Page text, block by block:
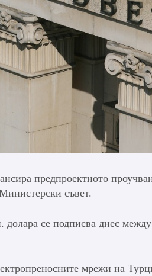
предпроектното
съвет.
долара се подписва днес
мрежи на